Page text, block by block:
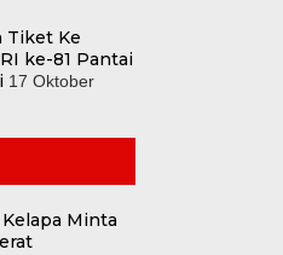
Tiket Ke
ke-81 Pantai
17 Oktober
Minta